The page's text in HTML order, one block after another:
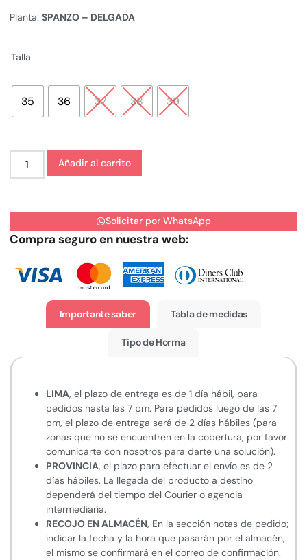
Planta: SPANZO – DELGADA
Talla
35 36 37 38 39
Añadir al carrito
Solicitar por WhatsApp
Compra seguro en nuestra web:
Importante saber Tabla de medidas
Tipo de Horma
LIMA, el plazo de entrega es de 1 día hábil, para
pedidos hasta las 7 pm. Para pedidos luego de las 7
pm, el plazo de entrega será de 2 días hábiles (para
zonas que no se encuentren en la cobertura, por favor
comunicarte con nosotros para darte una solución).
PROVINCIA, el plazo para efectuar el envío es de 2
días hábiles. La llegada del producto a destino
dependerá del tiempo del Courier o agencia
intermediaria.
RECOJO EN ALMACÉN, En la sección notas de pedido;
indicar la fecha y la hora que pasarán por el almacén,
el mismo se confirmará en el correo de confirmación.